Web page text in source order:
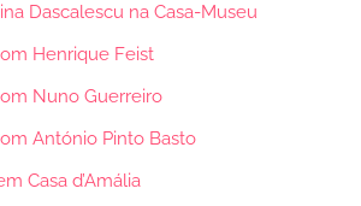
Dascalescu na Casa-Museu
Henrique Feist
Nuno Guerreiro
António Pinto Basto
Casa d’Amália